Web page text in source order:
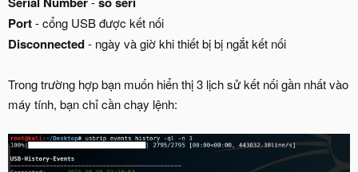
Port- cổng USB được kết nối
Disconnected- ngày và giờ khi thiết bị bị ngắt kết nối
Trong trường hợp bạn muốn hiển thị 3 lịch sử kết nối gần nhất vào
máy tính, bạn chỉ cần chạy lệnh: